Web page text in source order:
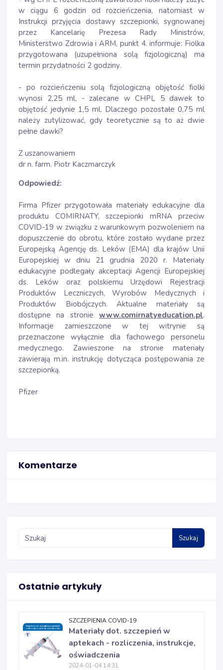
w ciągu 6 godzin od rozcieńczenia, natomiast w
Instrukcji przyjęcia dostawy szczepionki, sygnowanej
przez Kancelarię Prezesa Rady Ministrów,
Ministerstwo Zdrowia i ARM, punkt 4. informuje: Fiolka
przygotowana (uzupełniona solą fizjologiczną) ma
termin przydatności 2 godziny.
- po rozcieńczeniu solą fizjologiczną objętość fiolki
wynosi 2,25 ml, - zalecane w CHPL 5 dawek to
objętość jedynie 1,5 ml. Dlaczego pozostałe 0,75 ml
należy zutylizować, gdy teoretycznie są to aż dwie
pełne dawki?
Z uszanowaniem
dr n. farm. Piotr Kaczmarczyk
Odpowiedź:
Firma Pfizer przygotowała materiały edukacyjne dla
produktu COMIRNATY, szczepionki mRNA przeciw
COVID-19 w związku z warunkowym pozwoleniem na
dopuszczenie do obrotu, które zostało wydane przez
Europejską Agencję ds. Leków (EMA) dla krajów Unii
Europejskiej w dniu 21 grudnia 2020 r. Materiały
edukacyjne podlegały akceptacji Agencji Europejskiej
ds. Leków oraz polskiemu Urzędowi Rejestracji
Produktów Leczniczych, Wyrobów Medycznych i
Produktów Biobójczych. Aktualne materiały są
dostępne na stronie www.comirnatyeducation.pl.
Informacje zamieszczone w tej witrynie są
przeznaczone wyłącznie dla fachowego personelu
medycznego. Zawieszone na stronie materiały
zawierają m.in. instrukcję dotycząca postępowania ze
szczepionką.
Pfizer
Komentarze
Szukaj
Ostatnie artykuły
SZCZEPIENIA COVID-19
Materiały dot. szczepień w
aptekach - rozliczenia, instrukcje,
oświadczenia
2024-01-04 14:31